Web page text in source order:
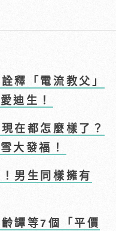
釋「電流教父」
迪生！
在都怎麼樣了？
大發福！
男生同樣擁有
罈等7個「平價